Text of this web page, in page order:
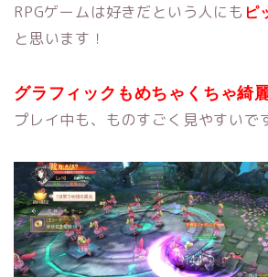
RPGゲームは好きだという人にも ピ
と思います！
グラフィックもめちゃくちゃ綺
プレイ中も、ものすごく見やすいで